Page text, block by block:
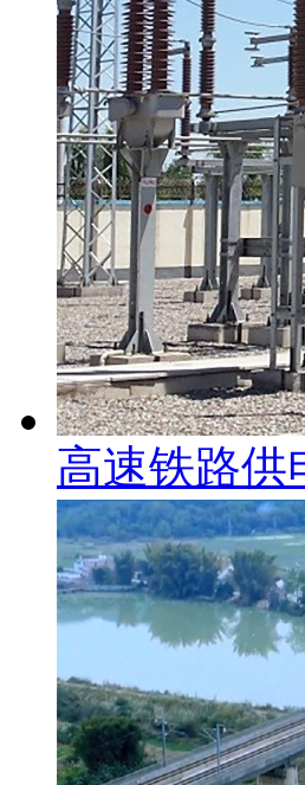
高速铁路供